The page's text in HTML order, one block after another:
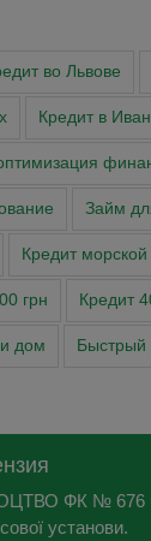
во Львове
Кредит в
Займ
Кредит морской
грн Кредит
дом Быстрый
ФК № 676
установи.